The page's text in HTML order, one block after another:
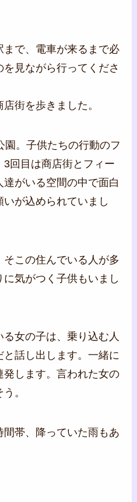
まで、電車が来るまで必
見ながら行ってくださ
街を歩きました。
園。子供たちの行動のフ
3回目は商店街とフィー
がいる空間の中で面白
が込められていまし
この住んでいる人が多
気がつく子供もいまし
女の子は、乗り込む人
話し出します。一緒に
します。言われた女の
。
帯、降っていた雨もあ